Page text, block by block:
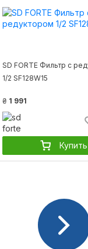
SD FORTE Фильтр с
1/2 SF128W15
₴ 1 991
Купить